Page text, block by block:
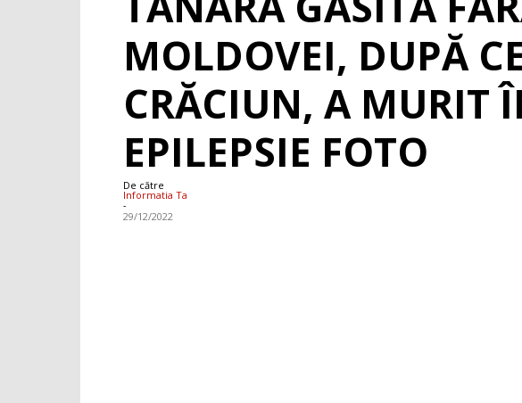
MOLDOVEI, DUPĂ
CRĂCIUN, A MURIT
EPILEPSIE FOTO
De către
Informatia Ta
-
29/12/2022